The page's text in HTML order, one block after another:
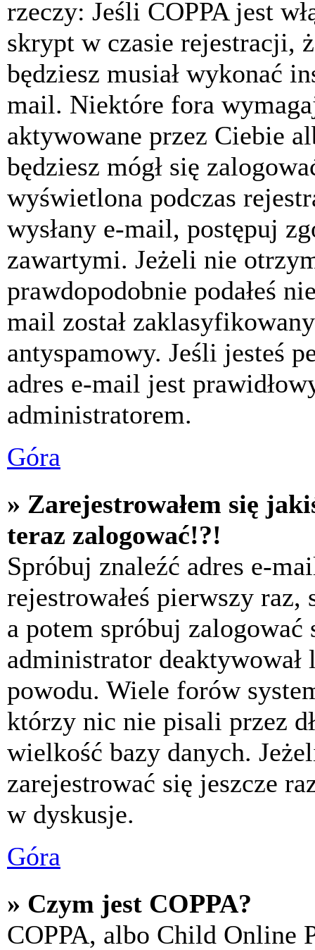
rzeczy: Jeśli COPPA jest
skrypt w czasie rejestracji,
będziesz musiał wykonać
mail. Niektóre fora
aktywowane przez Ciebie
będziesz mógł się
wyświetlona podczas
wysłany e-mail, postępuj
zawartymi. Jeżeli nie
prawdopodobnie podałeś
mail został
antyspamowy. Jeśli jesteś
adres e-mail jest
administratorem.
Góra
» Zarejestrowałem się
teraz zalogować!?!
Spróbuj znaleźć adres e-
rejestrowałeś pierwszy
a potem spróbuj
administrator deaktywował
powodu. Wiele forów
którzy nic nie pisali przez
wielkość bazy danych.
zarejestrować się jeszcze
w dyskusje.
Góra
» Czym jest COPPA?
COPPA, albo Child Online